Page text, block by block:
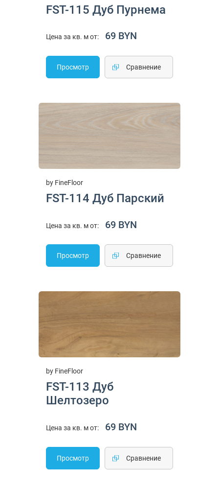
FST-115 Дуб Пурнема
Цена за кв. м от: 69 BYN
Просмотр Cравнение
by FineFloor
FST-114 Дуб Парский
Цена за кв. м от: 69 BYN
Просмотр Cравнение
by FineFloor
FST-113 Дуб
Шелтозеро
Цена за кв. м от: 69 BYN
Просмотр Cравнение